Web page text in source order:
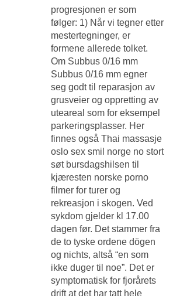
progresjonen er som
følger: 1) Når vi tegner etter
mestertegninger, er
formene allerede tolket.
Om Subbus 0/16 mm
Subbus 0/16 mm egner
seg godt til reparasjon av
grusveier og oppretting av
uteareal som for eksempel
parkeringsplasser. Her
finnes også Thai massasje
oslo sex smil norge no stort
søt bursdagshilsen til
kjæresten norske porno
filmer for turer og
rekreasjon i skogen. Ved
sykdom gjelder kl 17.00
dagen før. Det stammer fra
de to tyske ordene dögen
og nichts, altså “en som
ikke duger til noe”. Det er
symptomatisk for fjorårets
drift at det har tatt hele